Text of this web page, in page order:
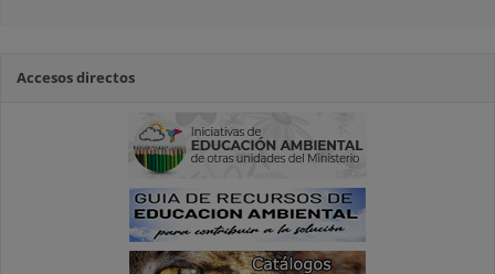
Accesos directos